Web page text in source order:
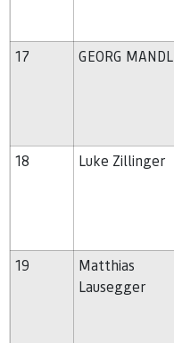
17 GEORG MANDL
18 Luke Zillinger
19
Matthias
Lausegger